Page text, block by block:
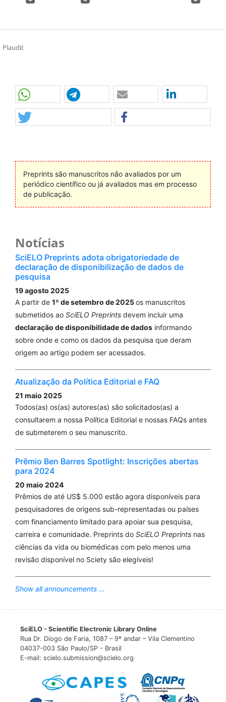
Plaudit
Preprints são manuscritos não avaliados por um
periódico científico ou já avaliados mas em processo
de publicação.
Notícias
SciELO Preprints adota obrigatoriedade de
declaração de disponibilização de dados de
pesquisa
19 agosto 2025
A partir de 1º de setembro de 2025os manuscritos
submetidos ao SciELO Preprints devem incluir uma
declaração de disponibilidade de dados informando
sobre onde e como os dados da pesquisa que deram
origem ao artigo podem ser acessados.
Atualização da Política Editorial e FAQ
21 maio 2025
Todos(as) os(as) autores(as) são solicitados(as) a
consultarem a nossa Política Editorial e nossas FAQs antes
de submeterem o seu manuscrito.
Prêmio Ben Barres Spotlight: Inscrições abertas
para 2024
20 maio 2024
Prêmios de até US$ 5.000 estão agora disponíveis para
pesquisadores de origens sub-representadas ou países
com financiamento limitado para apoiar sua pesquisa,
carreira e comunidade. Preprints do SciELO Preprints nas
ciências da vida ou biomédicas com pelo menos uma
revisão disponível no Sciety são elegíveis!
Show all announcements ...
SciELO - Scientific Electronic Library Online
Rua Dr. Diogo de Faria, 1087 – 9º andar – Vila Clementino
04037-003 São Paulo/SP - Brasil
E-mail: scielo.submission@scielo.org